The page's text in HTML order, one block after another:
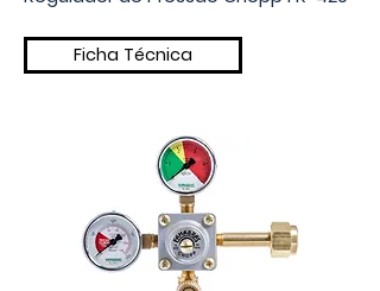
Ficha Técnica